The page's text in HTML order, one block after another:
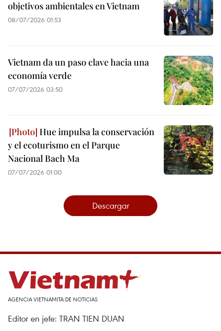
objetivos ambientales en Vietnam
08/07/2026 01:53
Vietnam da un paso clave hacia una
economía verde
07/07/2026 03:50
Hue impulsa la conservación
y el ecoturismo en el Parque
Nacional Bach Ma
07/07/2026 01:00
Descargar
AGENCIA VIETNAMITA DE NOTICIAS
Editor en jefe: TRAN TIEN DUAN